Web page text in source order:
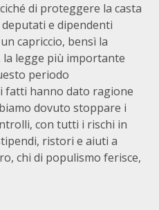
di proteggere la casta
e dipendenti
capriccio, bensì la
la legge più importante
periodo
fatti hanno dato ragione
dovuto stoppare i
con tutti i rischi in
ristori e aiuti a
chi di populismo ferisce,